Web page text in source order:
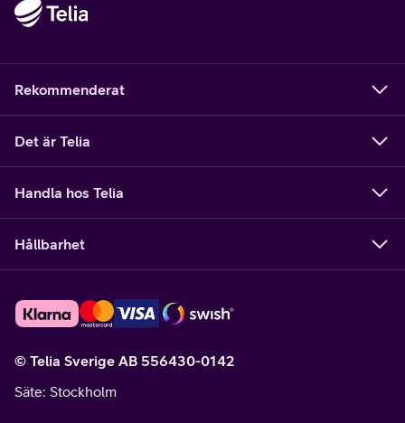
Rekommenderat
Det är Telia
Handla hos Telia
Hållbarhet
© Telia Sverige AB 556430-0142
Säte: Stockholm